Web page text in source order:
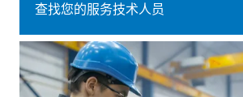
查找您的服务技术人员